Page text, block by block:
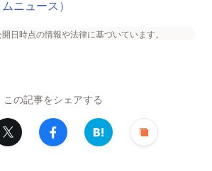
ニュース）
日時点の情報や法律に基づいています。
この記事をシェアする